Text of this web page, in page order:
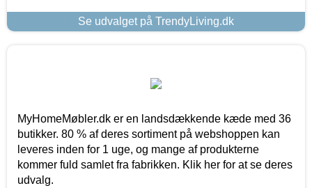
Se udvalget på TrendyLiving.dk
MyHomeMøbler.dk er en landsdækkende kæde med 36
butikker. 80 % af deres sortiment på webshoppen kan
leveres inden for 1 uge, og mange af produkterne
kommer fuld samlet fra fabrikken. Klik her for at se deres
udvalg.